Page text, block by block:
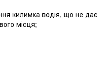
килимка водія, що не дає
місця;